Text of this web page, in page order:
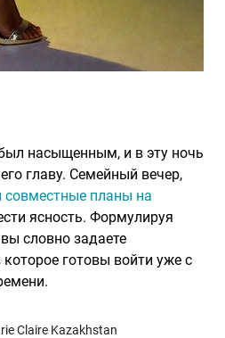
насыщенным, и в эту ночь
главу. Семейный вечер,
планы на
ясность. Формулируя
словно задаете
готовы войти уже с
Claire Kazakhstan